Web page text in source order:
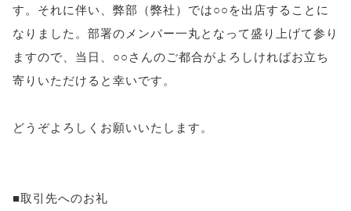
す。それに伴い、弊部（弊社）では○○を出店することに
なりました。部署のメンバー一丸となって盛り上げて参り
ますので、当日、○○さんのご都合がよろしければお立ち
寄りいただけると幸いです。
どうぞよろしくお願いいたします。
■取引先へのお礼